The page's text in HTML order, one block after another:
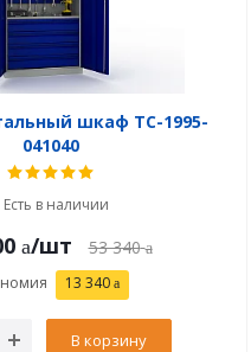
шкаф TC-1995-
041040
Есть в наличии
/шт 53 340
13 340
В корзину